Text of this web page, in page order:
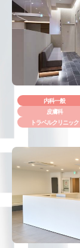
内科一般
皮膚科
トラベルクリニック